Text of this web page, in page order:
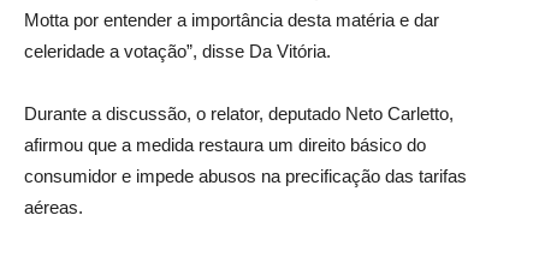
Motta por entender a importância desta matéria e dar
celeridade a votação”, disse Da Vitória.
Durante a discussão, o relator, deputado Neto Carletto,
afirmou que a medida restaura um direito básico do
consumidor e impede abusos na precificação das tarifas
aéreas.